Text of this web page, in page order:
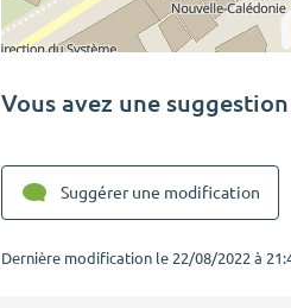
Vous avez une suggestion
Suggérer une modification
Dernière modification le 22/08/2022 à